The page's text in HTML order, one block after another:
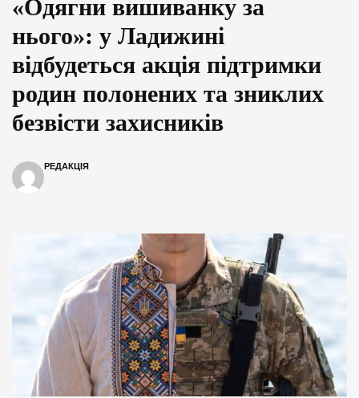
«Одягни вишиванку за
нього»: у Ладижині
відбудеться акція підтримки
родин полонених та зниклих
безвісти захисників
РЕДАКЦІЯ